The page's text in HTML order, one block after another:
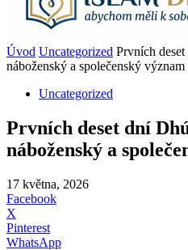
Úvod Uncategorized Prvních
náboženský a společenský význam
Uncategorized
Prvních deset dní
náboženský a
17 května, 2026
Facebook
X
Pinterest
WhatsApp